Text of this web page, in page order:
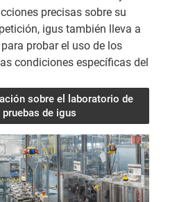
precisas sobre su
igus también lleva a
probar el uso de los
condiciones específicas del
sobre el laboratorio de
pruebas de igus